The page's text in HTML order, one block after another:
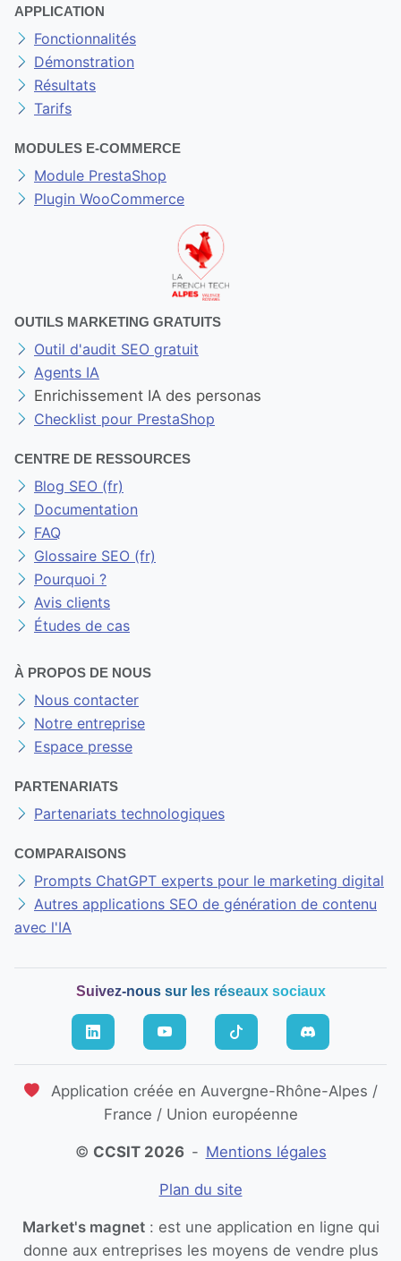
APPLICATION
Fonctionnalités
Démonstration
Résultats
Tarifs
MODULES E-COMMERCE
Module PrestaShop
Plugin WooCommerce
OUTILS MARKETING GRATUITS
Outil d'audit SEO gratuit
Agents IA
Enrichissement IA des personas
Checklist pour PrestaShop
CENTRE DE RESSOURCES
Blog SEO (fr)
Documentation
FAQ
Glossaire SEO (fr)
Pourquoi ?
Avis clients
Études de cas
À PROPOS DE NOUS
Nous contacter
Notre entreprise
Espace presse
PARTENARIATS
Partenariats technologiques
COMPARAISONS
Prompts ChatGPT experts pour le marketing digital
Autres applications SEO de génération de contenu
avec l'IA
Suivez-nous sur les réseaux sociaux
Application créée en Auvergne-Rhône-Alpes /
France / Union européenne
© CCSIT 2026 - Mentions légales
Plan du site
Market's magnet: est une application en ligne qui
donne aux entreprises les moyens de vendre plus